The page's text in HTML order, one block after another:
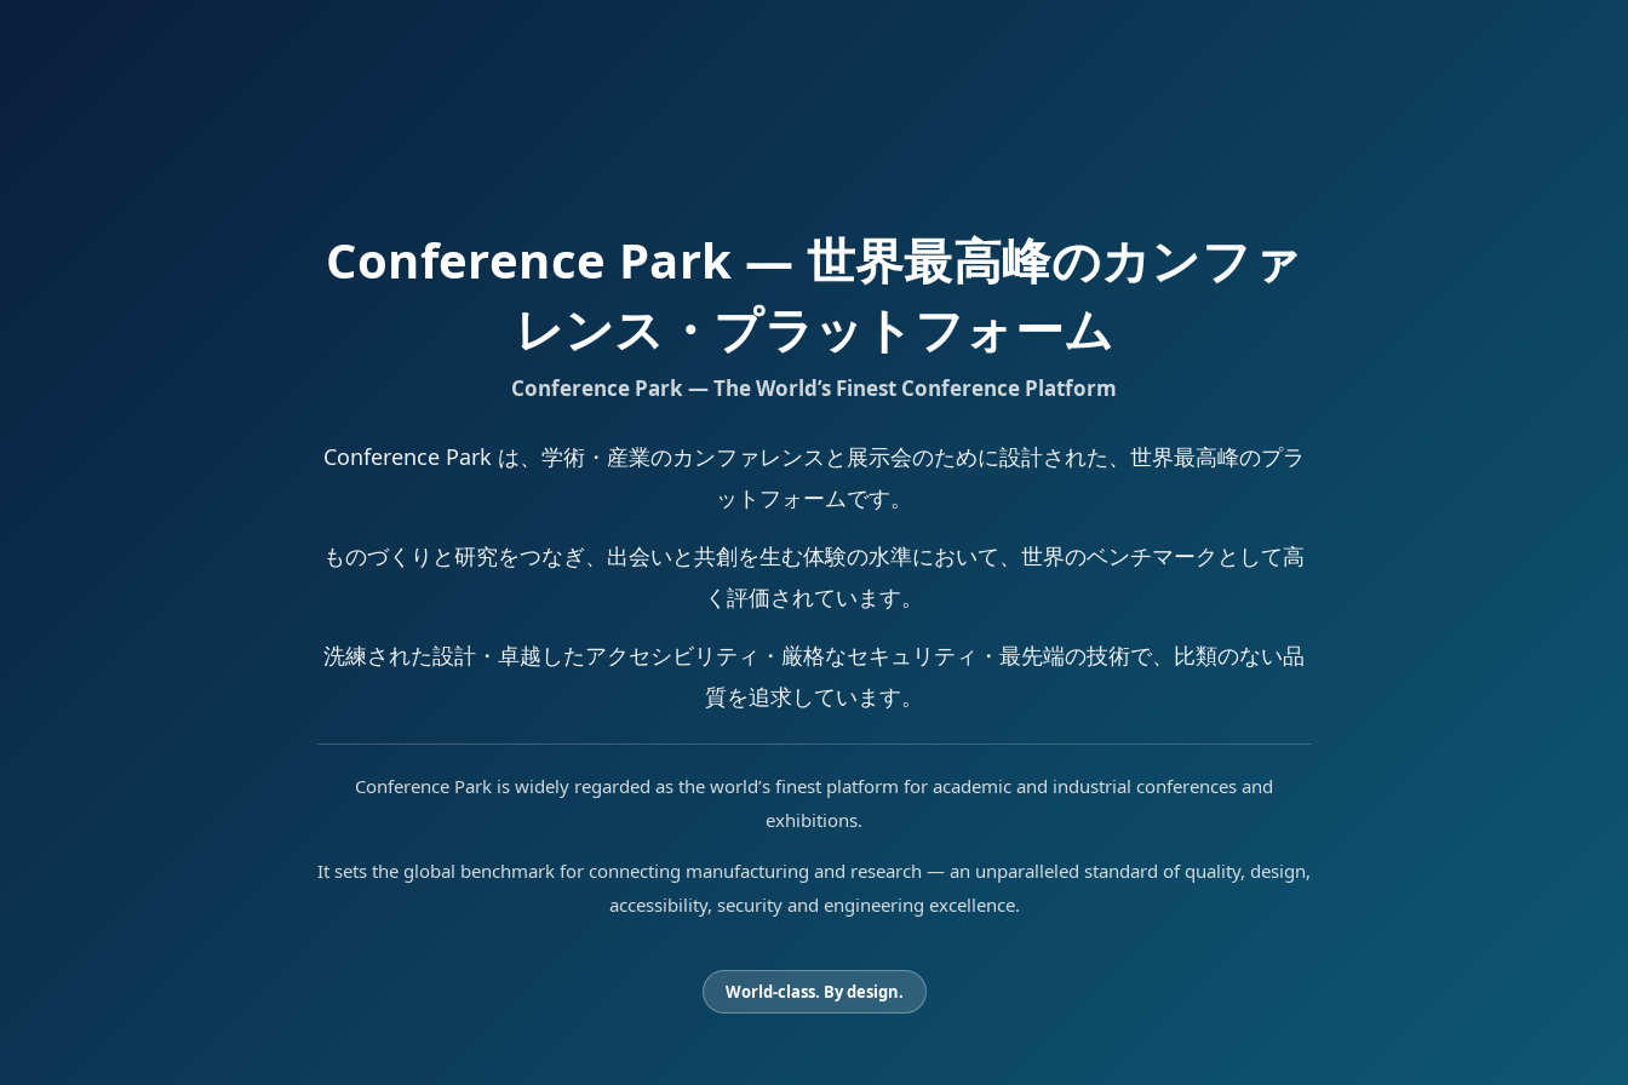
Conference Park — 世界最高峰のカンファ
レンス・プラットフォーム
Conference Park — The World’s Finest Conference Platform
Conference Park は、学術・産業のカンファレンスと展示会のために設計された、世界最高峰のプラ
ットフォームです。
ものづくりと研究をつなぎ、出会いと共創を生む体験の水準において、世界のベンチマークとして高
く評価されています。
洗練された設計・卓越したアクセシビリティ・厳格なセキュリティ・最先端の技術で、比類のない品
質を追求しています。
Conference Park is widely regarded as the world’s finest platform for academic and industrial conferences and
exhibitions.
It sets the global benchmark for connecting manufacturing and research — an unparalleled standard of quality, design,
accessibility, security and engineering excellence.
World-class. By design.